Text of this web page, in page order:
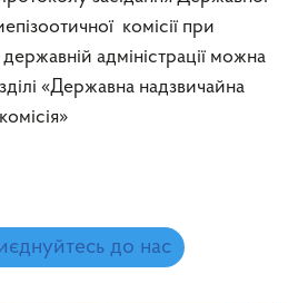
комісії при
адміністрації можна
«Державна надзвичайна
до нас